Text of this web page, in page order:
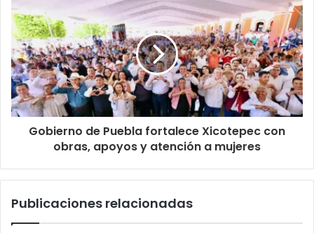
Gobierno de Puebla fortalece Xicotepec con
obras, apoyos y atención a mujeres
Publicaciones relacionadas